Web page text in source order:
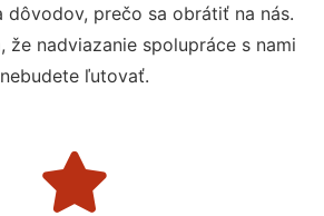
dôvodov, prečo sa obrátiť na nás.
že nadviazanie spolupráce s nami
nebudete ľutovať.